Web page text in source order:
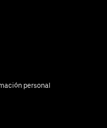
personal